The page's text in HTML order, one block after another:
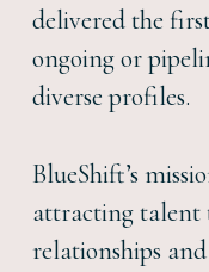
delivered the
ongoing or
diverse profiles.
BlueShift’s
attracting talent
relationships